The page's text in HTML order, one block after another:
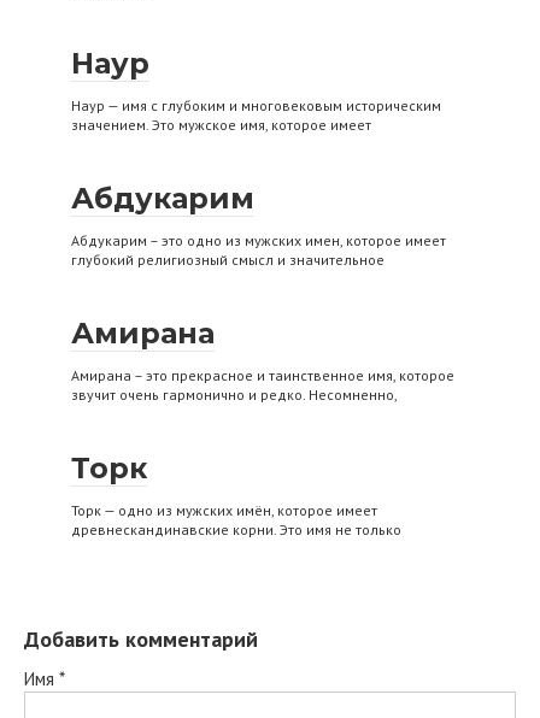
Наур
Наур — имя с глубоким и многовековым историческим
значением. Это мужское имя, которое имеет
Абдукарим
Абдукарим – это одно из мужских имен, которое имеет
глубокий религиозный смысл и значительное
Амирана
Амирана – это прекрасное и таинственное имя, которое
звучит очень гармонично и редко. Несомненно,
Торк
Торк — одно из мужских имён, которое имеет
древнескандинавские корни. Это имя не только
Добавить комментарий
Имя *